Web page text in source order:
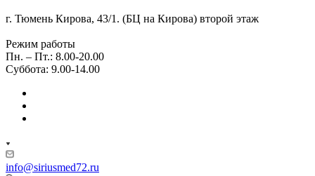
г. Тюмень Кирова, 43/1. (БЦ на Кирова) второй этаж
Режим работы
Пн. – Пт.: 8.00-20.00
Суббота: 9.00-14.00
info@siriusmed72.ru